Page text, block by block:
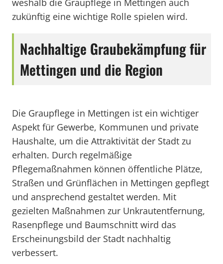
weshalb die Graupflege in Mettingen auch
zukünftig eine wichtige Rolle spielen wird.
Nachhaltige Graubekämpfung für
Mettingen und die Region
Die Graupflege in Mettingen ist ein wichtiger
Aspekt für Gewerbe, Kommunen und private
Haushalte, um die Attraktivität der Stadt zu
erhalten. Durch regelmäßige
Pflegemaßnahmen können öffentliche Plätze,
Straßen und Grünflächen in Mettingen gepflegt
und ansprechend gestaltet werden. Mit
gezielten Maßnahmen zur Unkrautentfernung,
Rasenpflege und Baumschnitt wird das
Erscheinungsbild der Stadt nachhaltig
verbessert.